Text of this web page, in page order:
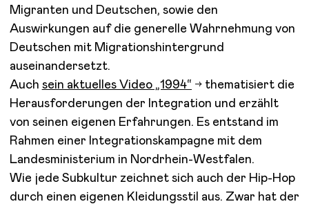
Migranten und Deutschen, sowie den
Auswirkungen auf die generelle Wahrnehmung von
Deutschen mit Migrationshintergrund
auseinandersetzt.
Auch sein aktuelles Video „1994“
thematisiert die
Herausforderungen der Integration und erzählt
von seinen eigenen Erfahrungen. Es entstand im
Rahmen einer Integrationskampagne mit dem
Landesministerium in Nordrhein-Westfalen.
Wie jede Subkultur zeichnet sich auch der Hip-Hop
durch einen eigenen Kleidungsstil aus. Zwar hat der